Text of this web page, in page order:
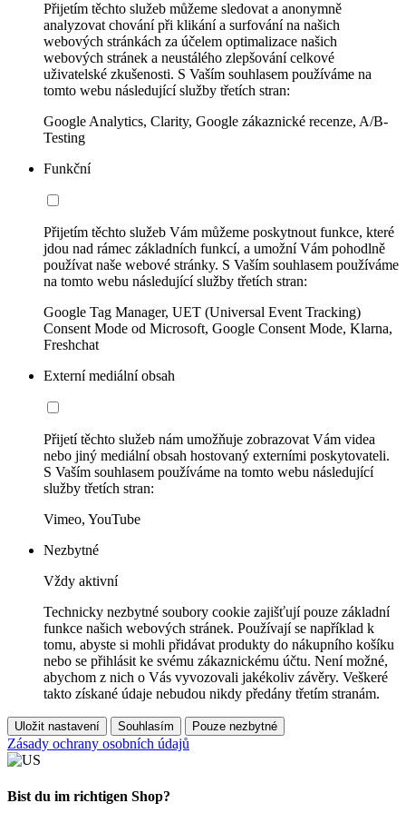
Přijetím těchto služeb můžeme sledovat a anonymně
analyzovat chování při klikání a surfování na našich
webových stránkách za účelem optimalizace našich
webových stránek a neustálého zlepšování celkové
uživatelské zkušenosti. S Vaším souhlasem používáme na
tomto webu následující služby třetích stran:
Google Analytics, Clarity, Google zákaznické recenze, A/B-
Testing
Funkční
Přijetím těchto služeb Vám můžeme poskytnout funkce, které
jdou nad rámec základních funkcí, a umožní Vám pohodlně
používat naše webové stránky. S Vaším souhlasem používáme
na tomto webu následující služby třetích stran:
Google Tag Manager, UET (Universal Event Tracking)
Consent Mode od Microsoft, Google Consent Mode, Klarna,
Freshchat
Externí mediální obsah
Přijetí těchto služeb nám umožňuje zobrazovat Vám videa
nebo jiný mediální obsah hostovaný externími poskytovateli.
S Vaším souhlasem používáme na tomto webu následující
služby třetích stran:
Vimeo, YouTube
Nezbytné
Vždy aktivní
Technicky nezbytné soubory cookie zajišťují pouze základní
funkce našich webových stránek. Používají se například k
tomu, abyste si mohli přidávat produkty do nákupního košíku
nebo se přihlásit ke svému zákaznickému účtu. Není možné,
abychom z nich o Vás vyvozovali jakékoliv závěry. Veškeré
takto získané údaje nebudou nikdy předány třetím stranám.
Uložit nastavení Souhlasím Pouze nezbytné
Zásady ochrany osobních údajů
Bist du im richtigen Shop?